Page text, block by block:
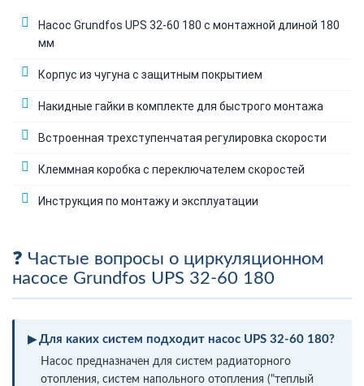
Насос Grundfos UPS 32-60 180 с монтажной длиной 180
мм
Корпус из чугуна с защитным покрытием
Накидные гайки в комплекте для быстрого монтажа
Встроенная трехступенчатая регулировка скорости
Клеммная коробка с переключателем скоростей
Инструкция по монтажу и эксплуатации
Частые вопросы о циркуляционном
насосе Grundfos UPS 32-60 180
Для каких систем подходит насос UPS 32-60 180?
Насос предназначен для систем радиаторного
отопления, систем напольного отопления ("теплый